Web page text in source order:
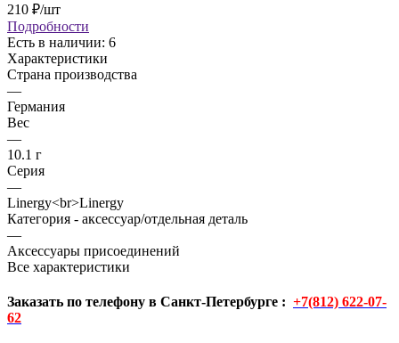
210 ₽/шт
Подробности
Есть в наличии: 6
Характеристики
Страна производства
—
Германия
Вес
—
10.1 г
Серия
—
Linergy<br>Linergy
Категория - аксессуар/отдельная деталь
—
Аксессуары присоединений
Все характеристики
Заказать по телефону в Санкт-Петербурге : +7(812) 622-07-
62